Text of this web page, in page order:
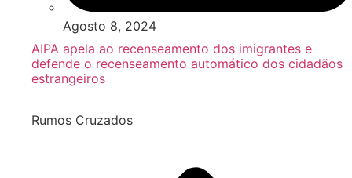
Agosto 8, 2024
AIPA apela ao recenseamento dos imigrantes e
defende o recenseamento automático dos cidadãos
estrangeiros
Rumos Cruzados